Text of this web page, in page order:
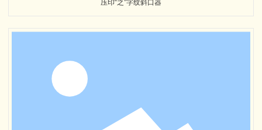
压印“之”字纹斜口器